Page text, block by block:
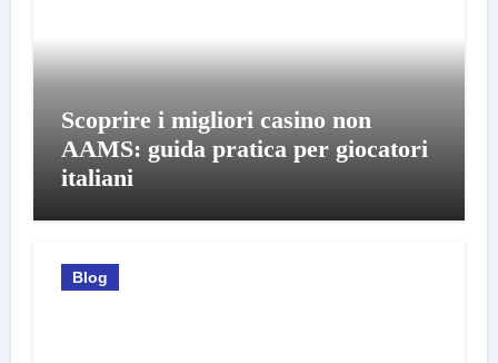
Scoprire i migliori casino non
AAMS: guida pratica per giocatori
italiani
Blog